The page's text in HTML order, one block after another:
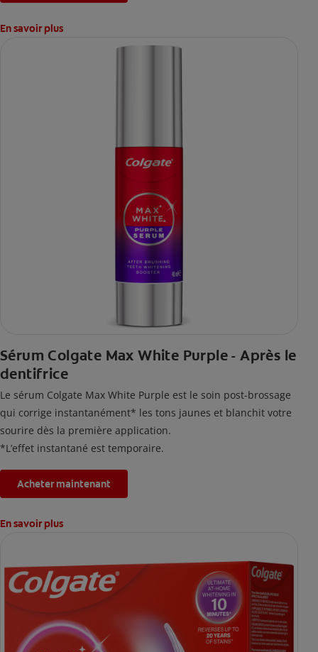
En savoir plus
Sérum Colgate Max White Purple - Après le
dentifrice
Le sérum Colgate Max White Purple est le soin post-brossage
qui corrige instantanément* les tons jaunes et blanchit votre
sourire dès la première application.
*L’effet instantané est temporaire.
Acheter maintenant
En savoir plus